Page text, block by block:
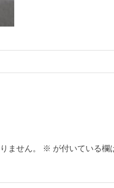
ません。 ※ が付いている欄